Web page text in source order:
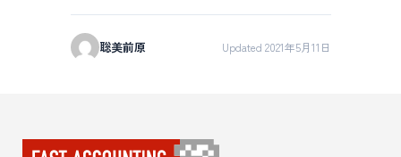
聡美前原 Updated 2021年5月11日